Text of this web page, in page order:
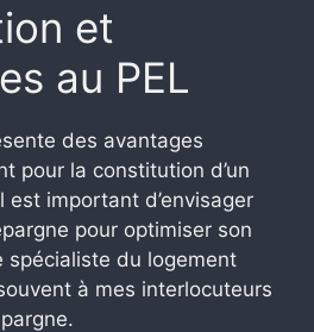
et
au PEL
des avantages
pour la constitution d’un
est important d’envisager
pour optimiser son
spécialiste du logement
à mes interlocuteurs